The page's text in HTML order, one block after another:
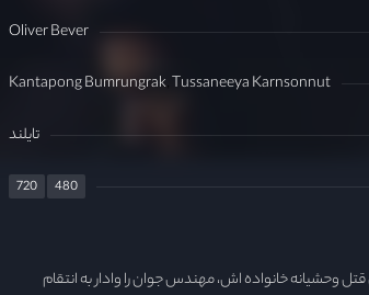
Oliver Bever
Kantapong Bumrungrak Tussaneeya Karnsonnut
تایلند
720 480
وحشیانه خانواده اش، مهندس جوان را وادار به انتقام